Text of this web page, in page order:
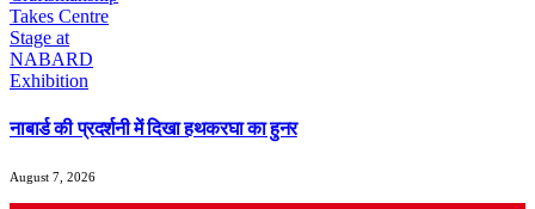
नाबार्ड की प्रदर्शनी में दिखा हथकरघा का हुनर
August 7, 2026